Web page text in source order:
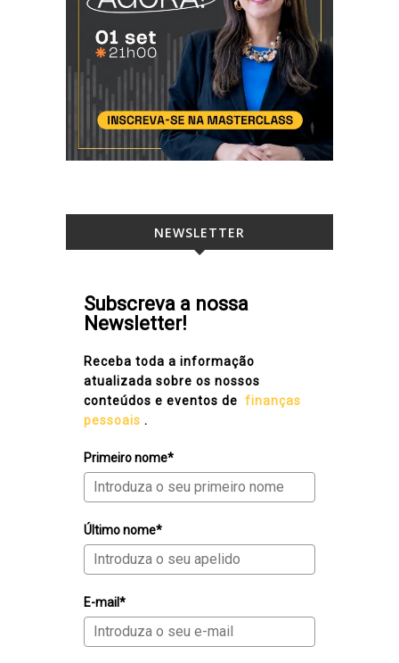
NEWSLETTER
Subscreva a nossa
Newsletter!
Receba toda a informação
atualizada sobre os nossos
conteúdos e eventos de finanças
pessoais .
Primeiro nome*
Último nome*
E-mail*